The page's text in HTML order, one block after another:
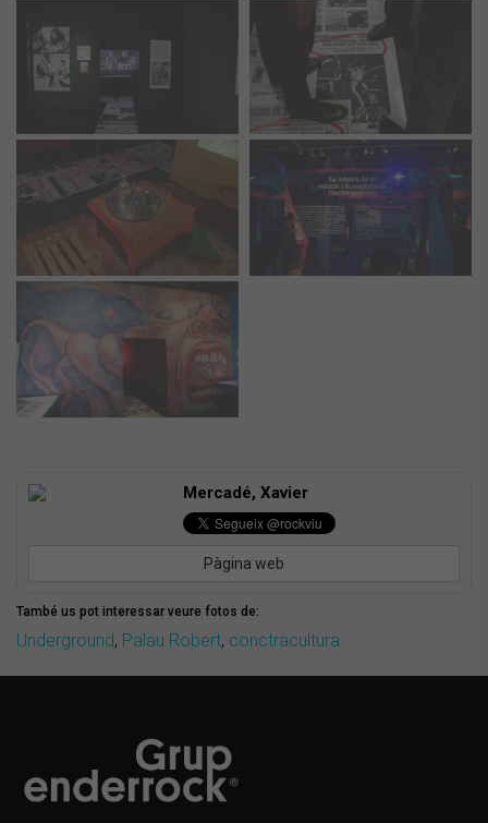
Mercadé, Xavier
Pàgina web
També us pot interessar veure fotos de:
Underground, Palau Robert, conctracultura